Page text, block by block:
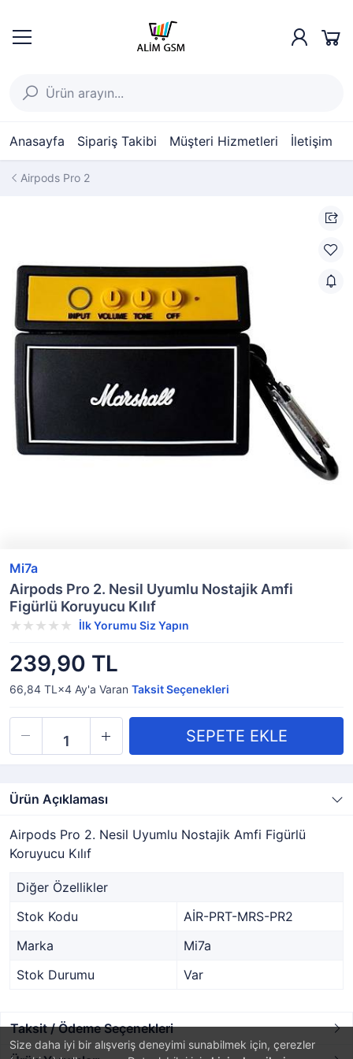
Anasayfa Sipariş Takibi Müşteri Hizmetleri İletişim
Size daha iyi bir alışveriş deneyimi sunabilmek için, çerezler
Airpods Pro 2
Mi7a
Airpods Pro 2. Nesil Uyumlu Nostajik Amfi
Figürlü Koruyucu Kılıf
İlk Yorumu Siz Yapın
239,90 TL
66,84 TL×4 Ay'a Varan Taksit Seçenekleri
Ürün Açıklaması
Airpods Pro 2. Nesil Uyumlu Nostajik Amfi Figürlü
Koruyucu Kılıf
Diğer Özellikler
Stok Kodu
AİR-PRT-MRS-PR2
Marka
Mi7a
Stok Durumu
Var
Taksit / Ödeme Seçenekleri